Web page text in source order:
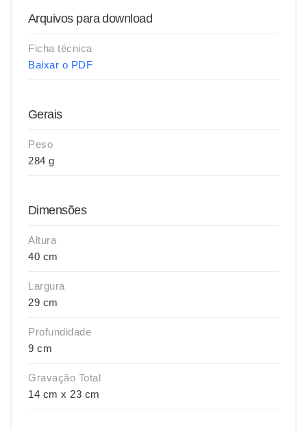
Arquivos para download
Ficha técnica
Baixar o PDF
Gerais
Peso
284 g
Dimensões
Altura
40 cm
Largura
29 cm
Profundidade
9 cm
Gravação Total
14 cm x 23 cm